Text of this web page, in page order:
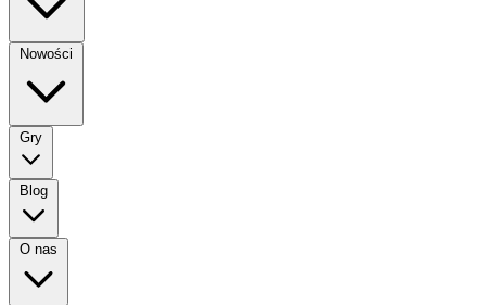
Nowości
Gry
Blog
O nas